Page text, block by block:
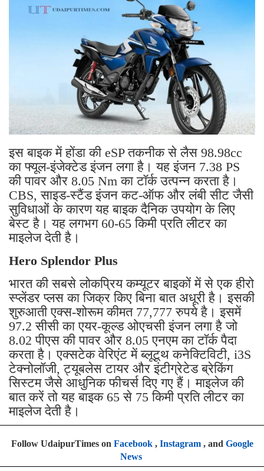
इस बाइक में होंडा की eSP ​​तकनीक से लैस 98.98cc
का फ्यूल-इंजेक्टेड इंजन लगा है। यह इंजन 7.38 PS
की पावर और 8.05 Nm का टॉर्क उत्पन्न करता है।
CBS, साइड-स्टैंड इंजन कट-ऑफ और लंबी सीट जैसी
सुविधाओं के कारण यह बाइक दैनिक उपयोग के लिए
बेस्ट है। यह लगभग 60-65 किमी प्रति लीटर का
माइलेज देती है।
Hero Splendor Plus
भारत की सबसे लोकप्रिय कम्यूटर बाइकों में से एक हीरो
स्प्लेंडर प्लस का जिक्र किए बिना बात अधूरी है। इसकी
शुरुआती एक्स-शोरूम कीमत 77,777 रुपये है। इसमें
97.2 सीसी का एयर-कूल्ड ओएचसी इंजन लगा है जो
8.02 पीएस की पावर और 8.05 एनएम का टॉर्क पैदा
करता है। एक्सटेक वेरिएंट में ब्लूटूथ कनेक्टिविटी, i3S
टेक्नोलॉजी, ट्यूबलेस टायर और इंटीग्रेटेड ब्रेकिंग
सिस्टम जैसे आधुनिक फीचर्स दिए गए हैं। माइलेज की
बात करें तो यह बाइक 65 से 75 किमी प्रति लीटर का
माइलेज देती है।
Follow UdaipurTimes on Facebook, Instagram, and Google
News